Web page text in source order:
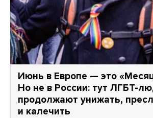
Июнь в Европе — это
Но не в России: тут ЛГБТ-
продолжают унижать,
и калечить